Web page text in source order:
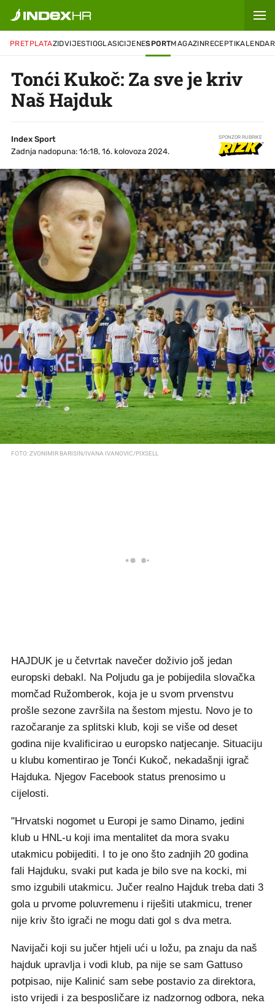
PRETPLATAZIDVIJESTIOGLASICIJENESPORTMAGAZINRECEPTIKALENDAR
Tonći Kukoč: Za sve je kriv
Naš Hajduk
Index Sport
Zadnja nadopuna: 16:18, 16. kolovoza 2024.
SPONZOR RUBRIKE
FOTO: ZVONIMIR BARISIN/IVANA IVANOVIC/PIXSELL
HAJDUK je u četvrtak navečer doživio još jedan
europski debakl. Na Poljudu ga je pobijedila slovačka
momčad Ružomberok, koja je u svom prvenstvu
prošle sezone završila na šestom mjestu. Novo je to
razočaranje za splitski klub, koji se više od deset
godina nije kvalificirao u europsko natjecanje. Situaciju
u klubu komentirao je Tonći Kukoč, nekadašnji igrač
Hajduka. Njegov Facebook status prenosimo u
cijelosti.
"Hrvatski nogomet u Europi je samo Dinamo, jedini
klub u HNL-u koji ima mentalitet da mora svaku
utakmicu pobijediti. I to je ono što zadnjih 20 godina
fali Hajduku, svaki put kada je bilo sve na kocki, mi
smo izgubili utakmicu. Jučer realno Hajduk treba dati 3
gola u prvome poluvremenu i riješiti utakmicu, trener
nije kriv što igrači ne mogu dati gol s dva metra.
Navijači koji su jučer htjeli ući u ložu, pa znaju da naš
hajduk upravlja i vodi klub, pa nije se sam Gattuso
potpisao, nije Kalinić sam sebe postavio za direktora,
isto vrijedi i za besposličare iz nadzornog odbora, neka